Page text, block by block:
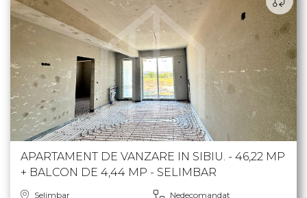
APARTAMENT DE VANZARE IN SIBIU. - 46,22 MP
+ BALCON DE 4,44 MP - SELIMBAR
Selimbar Nedecomandat